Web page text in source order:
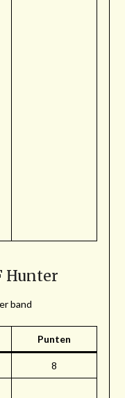
Hunter
band
Punten
8